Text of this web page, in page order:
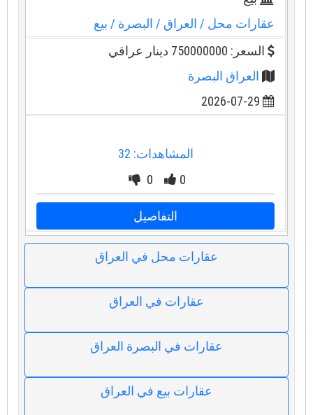
عقارات محل / العراق/ البصرة/ بيع
السعر: 750000000 دينار عراقي
العراق البصرة
2026-07-29
المشاهدات: 32
0
0
التفاصيل
عقارات محل في العراق
عقارات في العراق
عقارات في البصرة العراق
عقارات بيع في العراق